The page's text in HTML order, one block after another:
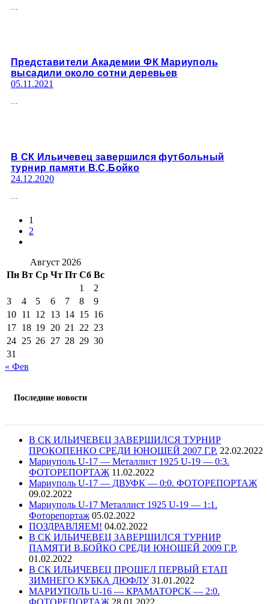
...
Представители Академии ФК Мариуполь
высадили около сотни деревьев
05.11.2021
...
В СК Ильичевец завершился футбольный
турнир памяти В.С.Бойко
24.12.2020
1
2
Август 2026
Пн Вт Ср Чт Пт Сб Вс
1
2
3
4 5 6 7 8
9
10 11 12 13 14 15 16
17 18 19 20 21 22 23
24 25 26 27 28 29 30
31
« Фев
Последние новости
В СК ИЛЬИЧЕВЕЦ ЗАВЕРШИЛСЯ ТУРНИР
ПРОКОПЕНКО СРЕДИ ЮНОШЕЙ 2007 Г.Р. 22.02.2022
Мариуполь U-17 — Металлист 1925 U-19 — 0:3.
ФОТОРЕПОРТАЖ 11.02.2022
Мариуполь U-17 — ДВУФК — 0:0. ФОТОРЕПОРТАЖ
09.02.2022
Мариуполь U-17 Металлист 1925 U-19 — 1:1.
Фоторепортаж 05.02.2022
ПОЗДРАВЛЯЕМ! 04.02.2022
В СК ИЛЬИЧЕВЕЦ ЗАВЕРШИЛСЯ ТУРНИР
ПАМЯТИ В.БОЙКО СРЕДИ ЮНОШЕЙ 2009 Г.Р.
01.02.2022
В СК ИЛЬИЧЕВЕЦ ПРОШЕЛ ПЕРВЫЙ ЕТАП
ЗИМНЕГО КУБКА ДЮФЛУ 31.01.2022
МАРИУПОЛЬ U-16 — КРАМАТОРСК — 2:0.
ФОТОРЕПОРТАЖ 28.01.2022